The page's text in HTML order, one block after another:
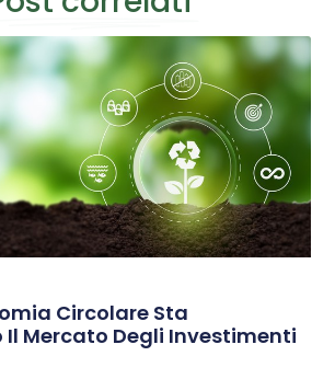
Circolare Sta
Mercato Degli Investimenti